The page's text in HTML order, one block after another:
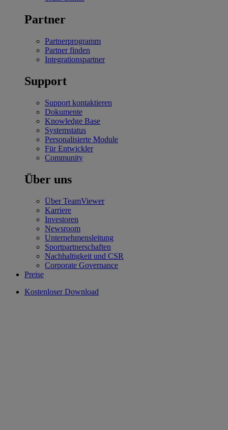
Partner
Partnerprogramm
Partner finden
Integrationspartner
Support
Support kontaktieren
Dokumente
Knowledge Base
Systemstatus
Personalisierte Module
Für Entwickler
Community
Über uns
Über TeamViewer
Karriere
Investoren
Newsroom
Unternehmensleitung
Sportpartnerschaften
Nachhaltigkeit und CSR
Corporate Governance
Preise
Kostenloser Download